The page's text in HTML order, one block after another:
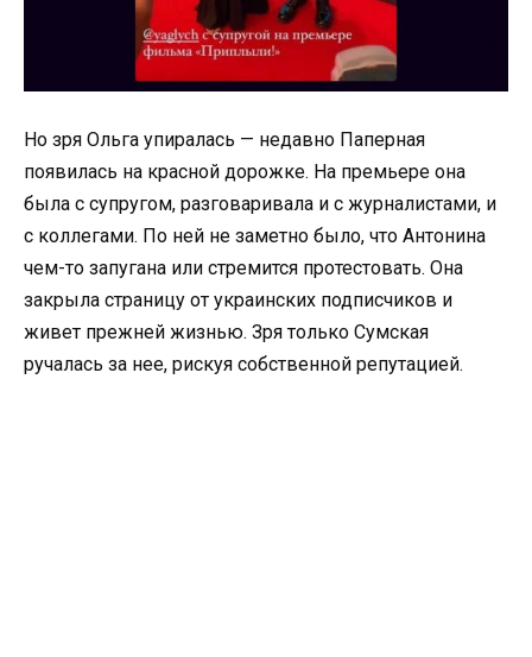
Но зря Ольга упиралась — недавно Паперная
появилась на красной дорожке. На премьере она
была с супругом, разговаривала и с журналистами, и
с коллегами. По ней не заметно было, что Антонина
чем-то запугана или стремится протестовать. Она
закрыла страницу от украинских подписчиков и
живет прежней жизнью. Зря только Сумская
ручалась за нее, рискуя собственной репутацией.